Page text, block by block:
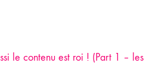
le contenu est roi ! (Part 1 – les